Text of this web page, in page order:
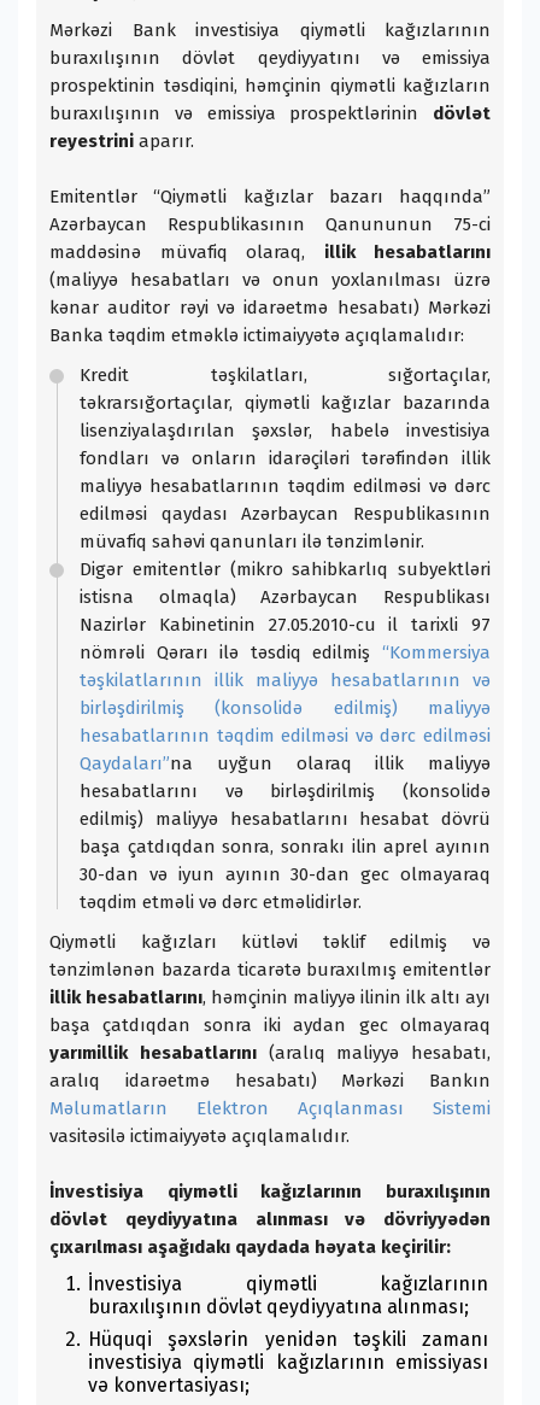
Mərkəzi Bank investisiya qiymətli kağızlarının
buraxılışının dövlət qeydiyyatını və emissiya
prospektinin təsdiqini, həmçinin qiymətli kağızların
buraxılışının və emissiya prospektlərinin dövlət
reyestrini aparır.
Emitentlər “Qiymətli kağızlar bazarı haqqında”
Azərbaycan Respublikasının Qanununun 75-ci
maddəsinə müvafiq olaraq, illik hesabatlarını
(maliyyə hesabatları və onun yoxlanılması üzrə
kənar auditor rəyi və idarəetmə hesabatı) Mərkəzi
Banka təqdim etməklə ictimaiyyətə açıqlamalıdır:
Kredit təşkilatları, sığortaçılar,
təkrarsığortaçılar, qiymətli kağızlar bazarında
lisenziyalaşdırılan şəxslər, habelə investisiya
fondları və onların idarəçiləri tərəfindən illik
maliyyə hesabatlarının təqdim edilməsi və dərc
edilməsi qaydası Azərbaycan Respublikasının
müvafiq sahəvi qanunları ilə tənzimlənir.
Digər emitentlər (mikro sahibkarlıq subyektləri
istisna olmaqla) Azərbaycan Respublikası
Nazirlər Kabinetinin 27.05.2010-cu il tarixli 97
nömrəli Qərarı ilə təsdiq edilmiş “Kommersiya
təşkilatlarının illik maliyyə hesabatlarının və
birləşdirilmiş (konsolidə edilmiş) maliyyə
hesabatlarının təqdim edilməsi və dərc edilməsi
Qaydaları”na uyğun olaraq illik maliyyə
hesabatlarını və birləşdirilmiş (konsolidə
edilmiş) maliyyə hesabatlarını hesabat dövrü
başa çatdıqdan sonra, sonrakı ilin aprel ayının
30-dan və iyun ayının 30-dan gec olmayaraq
təqdim etməli və dərc etməlidirlər.
Qiymətli kağızları kütləvi təklif edilmiş və
tənzimlənən bazarda ticarətə buraxılmış emitentlər
illik hesabatlarını, həmçinin maliyyə ilinin ilk altı ayı
başa çatdıqdan sonra iki aydan gec olmayaraq
yarımillik hesabatlarını(aralıq maliyyə hesabatı,
aralıq idarəetmə hesabatı) Mərkəzi Bankın
Məlumatların Elektron Açıqlanması Sistemi
vasitəsilə ictimaiyyətə açıqlamalıdır.
İnvestisiya qiymətli kağızlarının buraxılışının
dövlət qeydiyyatına alınması və dövriyyədən
çıxarılması aşağıdakı qaydada həyata keçirilir:
İnvestisiya qiymətli kağızlarının
buraxılışının dövlət qeydiyyatına alınması;
Hüquqi şəxslərin yenidən təşkili zamanı
investisiya qiymətli kağızlarının emissiyası
və konvertasiyası;